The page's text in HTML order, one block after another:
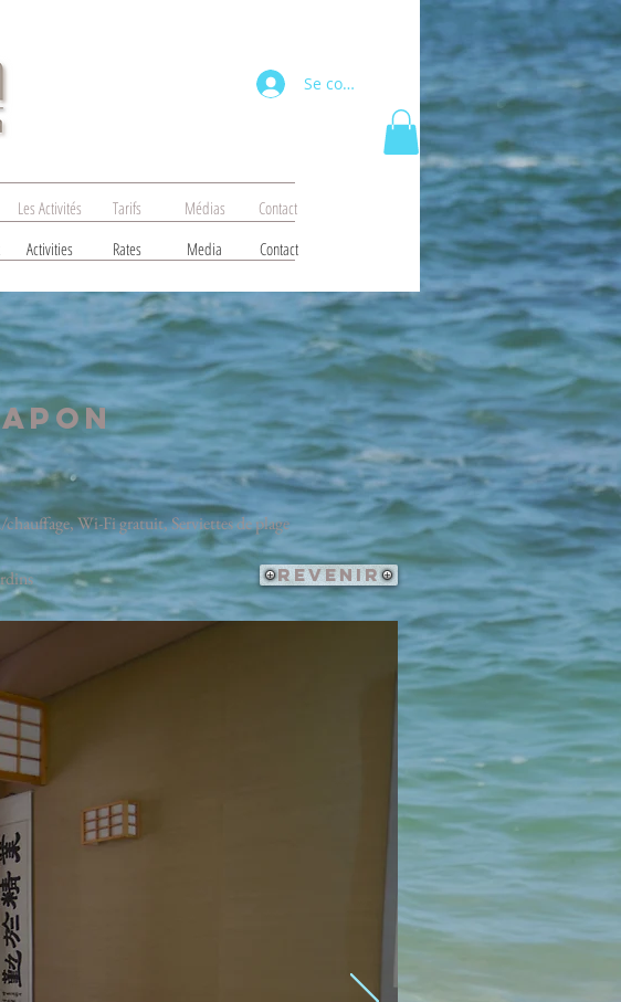
Se connecter
Les Activités Tarifs Médias
Contact
Activities Rates Media Contact
Wi-Fi gratuit, Serviettes de plage
Revenir